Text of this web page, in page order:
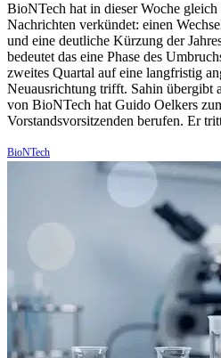
BioNTech hat in dieser Woche
Nachrichten verkündet: einen
und eine deutliche Kürzung der
bedeutet das eine Phase des
zweites Quartal auf eine langfristig
Neuausrichtung trifft. Sahin übergibt
von BioNTech hat Guido Oelkers
Vorstandsvorsitzenden berufen. Er
BioNTech